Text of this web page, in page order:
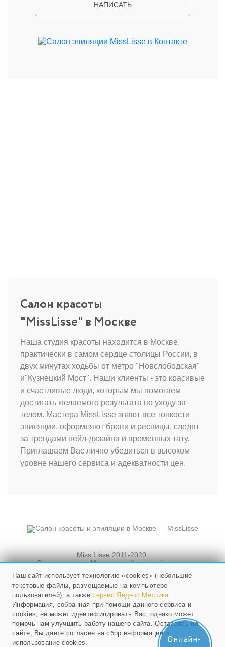
НАПИСАТЬ
Салон красоты
"MissLisse" в Москве
Наша студия красоты находится в Москве,
практически в самом сердце столицы России, в
двух минутах ходьбы от метро "Новслободская"
и"Кузнецкий Мост". Наши клиенты - это красивые
и счастливые люди, которым мы помогаем
достигать желаемого результата по уходу за
телом. Мастера MissLisse знают все тонкости
эпиляции, оформляют брови и ресницы, следят
за трендами нейл-дизайна и временных тату.
Приглашаем Вас лично убедиться в высоком
уровне нашего сервиса и адекватности цен.
Miss Lisse 2011-2020.
Салон красоты. Москва, ул. Кузнецкий мост, и
Новослободская, д. 3, стр. 3
Мы работаем ежедневно
с 10 до 21, в воскресенье - с 10 до 20.
+79268524985;
E-mail:info@misslisse.ru
Наш сайт использует технологию «cookies» (небольшие
текстовые файлы, размещаемые на компьютере
пользователей), а такжесервис Яндекс.Метрика.
Информация, собранная при помощи данного сервиса и
cookies, не может идентифицировать Вас, однако может
помочь нам улучшить работу нашего сайта. Оставаясь на
сайте, Вы даёте согласие на сбор информации и
использование cookies.
Онлайн-